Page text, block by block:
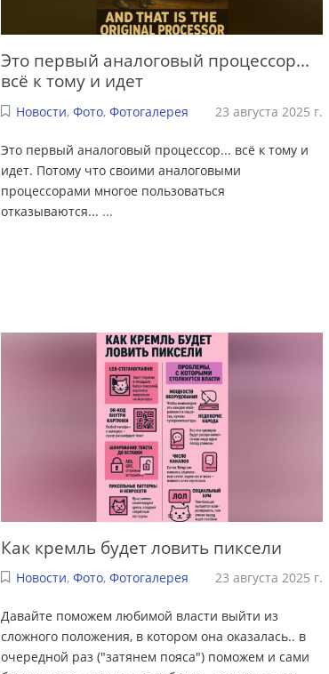
Это первый аналоговый процессор...
всё к тому и идет
Новости, Фото, Фотогалерея 23 августа 2025 г.
Это первый аналоговый процессор... всё к тому и
идет. Потому что своими аналоговыми
процессорами многое пользоваться
отказываются... ...
Как кремль будет ловить пиксели
Новости, Фото, Фотогалерея 23 августа 2025 г.
Давайте поможем любимой власти выйти из
сложного положения, в котором она оказалась.. в
очередной раз ("затянем пояса") поможем и сами